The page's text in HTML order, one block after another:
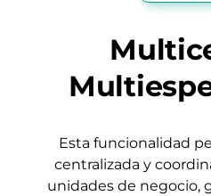
Esta funcionalidad
centralizada y
unidades de negocio,